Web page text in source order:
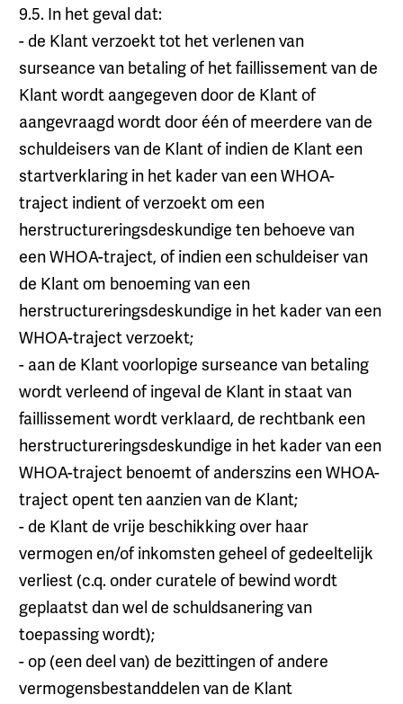
9.5. In het geval dat:
- de Klant verzoekt tot het verlenen van
surseance van betaling of het faillissement van de
Klant wordt aangegeven door de Klant of
aangevraagd wordt door één of meerdere van de
schuldeisers van de Klant of indien de Klant een
startverklaring in het kader van een WHOA-
traject indient of verzoekt om een
herstructureringsdeskundige ten behoeve van
een WHOA-traject, of indien een schuldeiser van
de Klant om benoeming van een
herstructureringsdeskundige in het kader van een
WHOA-traject verzoekt;
- aan de Klant voorlopige surseance van betaling
wordt verleend of ingeval de Klant in staat van
faillissement wordt verklaard, de rechtbank een
herstructureringsdeskundige in het kader van een
WHOA-traject benoemt of anderszins een WHOA-
traject opent ten aanzien van de Klant;
- de Klant de vrije beschikking over haar
vermogen en/of inkomsten geheel of gedeeltelijk
verliest (c.q. onder curatele of bewind wordt
geplaatst dan wel de schuldsanering van
toepassing wordt);
- op (een deel van) de bezittingen of andere
vermogensbestanddelen van de Klant